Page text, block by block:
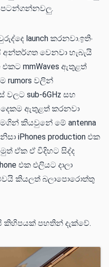
පටන්ගන්නවලු.
launch කරනවා.ඉතිං
වෙනවා හැබැයි
mmWaves ඇතුළත්
rumors වලින්
වලට sub-6GHz සහ
දෙකම ඇතුළත් කරනවා
කියවුනේ මේ antenna
iPhones production එක
ඒක ඒ විදිහට සිද්ද
එක එලියට දාලා
එවයි කියලත් බලාපොරොත්තු
කිහිපයක් පහතින් දැක්වේ.